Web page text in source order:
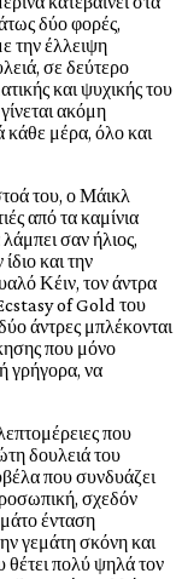
δύο φορές,
την έλλειψη
σε δεύτερο
και ψυχικής του
ακόμη
κάθε μέρα, όλο και
του, ο Μάικλ
από τα καμίνια
σαν ήλιος,
και την
Κέιν, τον άντρα
of Gold του
άντρες μπλέκονται
που μόνο
γρήγορα, να
που
δουλειά του
που συνδυάζει
σχεδόν
ένταση
γεμάτη σκόνη και
θέτει πολύ ψηλά τον